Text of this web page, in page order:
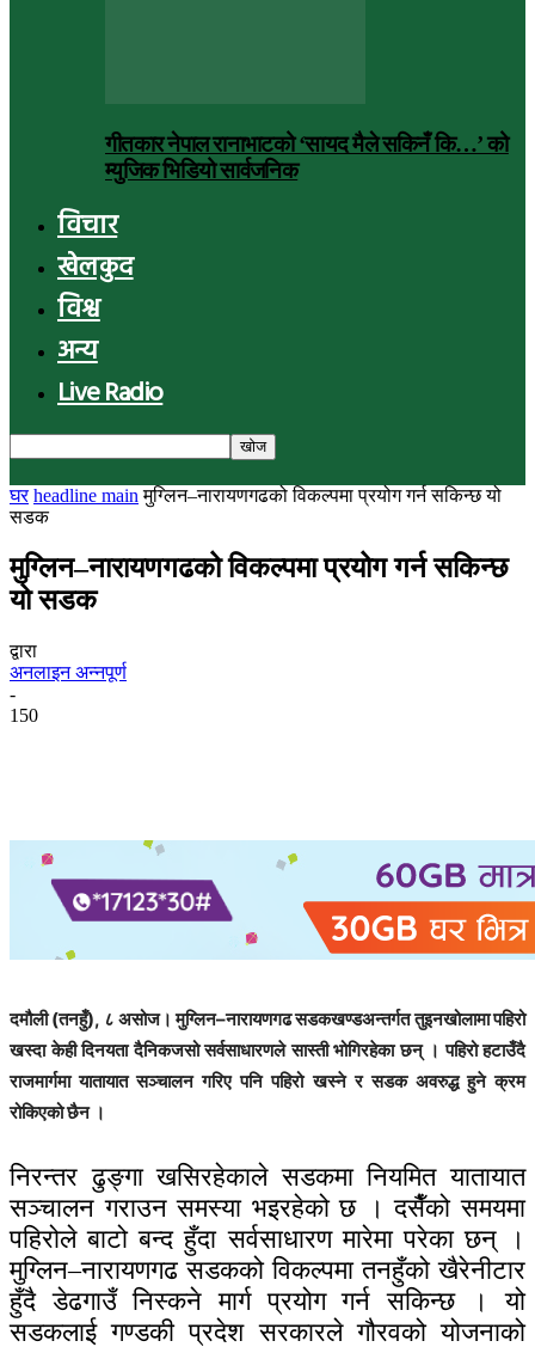
गीतकार नेपाल रानाभाटको ‘सायद मैले सकिनँ कि…’ को
म्युजिक भिडियो सार्वजनिक
विचार
खेलकुद
विश्व
अन्य
Live Radio
घर headline main मुग्लिन–नारायणगढको विकल्पमा प्रयोग गर्न सकिन्छ यो
सडक
मुग्लिन–नारायणगढको विकल्पमा प्रयोग गर्न सकिन्छ
यो सडक
द्वारा
अनलाइन अन्नपूर्ण
-
150
दमौली (तनहुँ), ८ असोज। मुग्लिन–नारायणगढ सडकखण्डअन्तर्गत तुइनखोलामा पहिरो
खस्दा केही दिनयता दैनिकजसो सर्वसाधारणले सास्ती भोगिरहेका छन् । पहिरो हटाउँदै
राजमार्गमा यातायात सञ्चालन गरिए पनि पहिरो खस्ने र सडक अवरुद्ध हुने क्रम
रोकिएको छैन ।
निरन्तर ढुङ्गा खसिरहेकाले सडकमा नियमित यातायात
सञ्चालन गराउन समस्या भइरहेको छ । दसैँको समयमा
पहिरोले बाटो बन्द हुँदा सर्वसाधारण मारेमा परेका छन् ।
मुग्लिन–नारायणगढ सडकको विकल्पमा तनहुँको खैरेनीटार
हुँदै डेढगाउँ निस्कने मार्ग प्रयोग गर्न सकिन्छ । यो
सडकलाई गण्डकी प्रदेश सरकारले गौरवको योजनाको